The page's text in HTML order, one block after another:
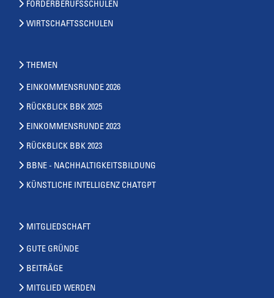
FÖRDERBERUFSSCHULEN
WIRTSCHAFTSSCHULEN
THEMEN
EINKOMMENSRUNDE 2026
RÜCKBLICK BBK 2025
EINKOMMENSRUNDE 2023
RÜCKBLICK BBK 2023
BBNE - NACHHALTIGKEITSBILDUNG
KÜNSTLICHE INTELLIGENZ CHATGPT
MITGLIEDSCHAFT
GUTE GRÜNDE
BEITRÄGE
MITGLIED WERDEN